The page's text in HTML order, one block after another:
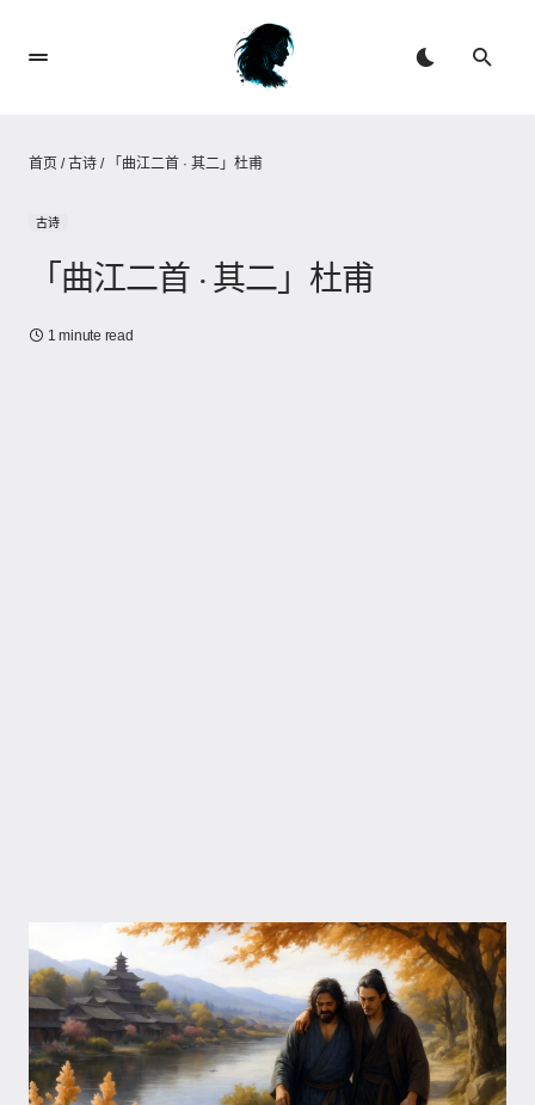
首页 /古诗 / 「曲江二首 · 其二」杜甫
古诗
「曲江二首 · 其二」杜甫
1 minute read